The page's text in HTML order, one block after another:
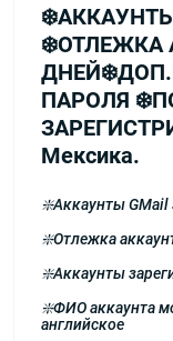
❄️ОТЛЕЖКА
ПАРОЛЯ
Мексика.
❇️Аккаунты GMail
❇️Отлежка
❇️Аккаунты
❇️ФИО аккаунта
английское